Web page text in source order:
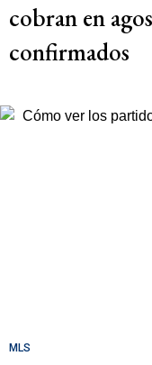
cobran en
confirmados
MLS